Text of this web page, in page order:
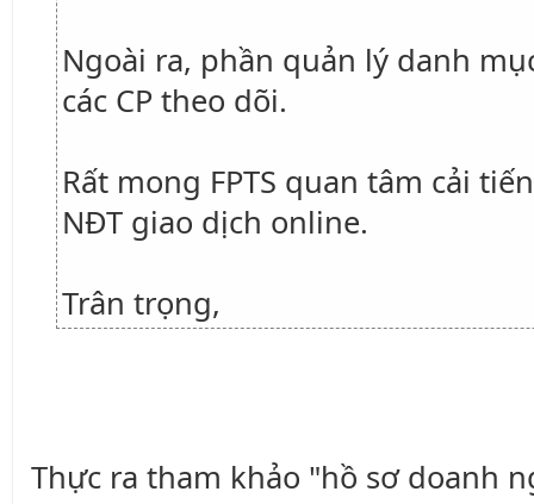
Ngoài ra, phần quản lý danh
các CP theo dõi.
Rất mong FPTS quan tâm cải
NĐT giao dịch online.
Trân trọng,
Thực ra tham khảo "hồ sơ doanh